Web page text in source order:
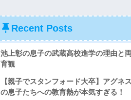
Recent Posts
池上彰の息子の武蔵高校進学の理由と
育観
【親子でスタンフォード大卒】アグネ
の息子たちへの教育熱が本気すぎる！